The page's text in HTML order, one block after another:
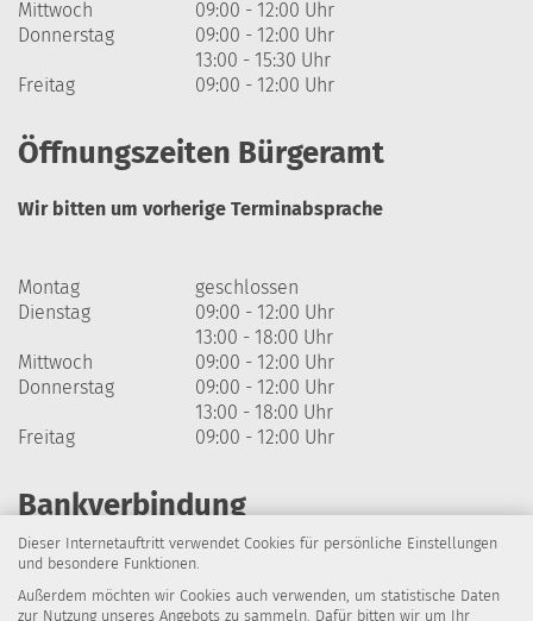
Dieser Internetauftritt verwendet Cookies für persönliche Einstellungen
und besondere Funktionen.
Außerdem möchten wir Cookies auch verwenden, um statistische Daten
zur Nutzung unseres Angebots zu sammeln. Dafür bitten wir um Ihr
Mittwoch
09:00 - 12:00 Uhr
Donnerstag
09:00 - 12:00 Uhr
13:00 - 15:30 Uhr
Freitag
09:00 - 12:00 Uhr
Öffnungszeiten Bürgeramt
Wir bitten um vorherige Terminabsprache
Montag
geschlossen
Dienstag
09:00 - 12:00 Uhr
13:00 - 18:00 Uhr
Mittwoch
09:00 - 12:00 Uhr
Donnerstag
09:00 - 12:00 Uhr
13:00 - 18:00 Uhr
Freitag
09:00 - 12:00 Uhr
Bankverbindung
Harzsparkasse
IBAN: DE64 8105 2000 0320 1838 07